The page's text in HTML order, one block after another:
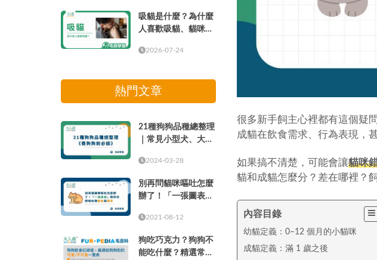
很多新手飼主心裡都有這個疑
成貓在飲食需求、行為表現，
如果搞不清楚，可能會讓貓咪
貓和成貓怎麼分？差在哪裡？
內容目錄
幼貓定義：0–12 個月的小貓咪
成貓定義：滿 1 歲之後
吸貓是什麼？為什麼
人喜歡吸貓、貓咪味
2026-07-24
熱門文章
21種狗狗品種總整理
｜常見小型犬、大型
2024-03-28
別再問貓咪嘔吐怎麼
辦了！「一張圖表」
與頻率
2021-08-12
狗吃巧克力？狗狗不
能吃什麼？精選常見